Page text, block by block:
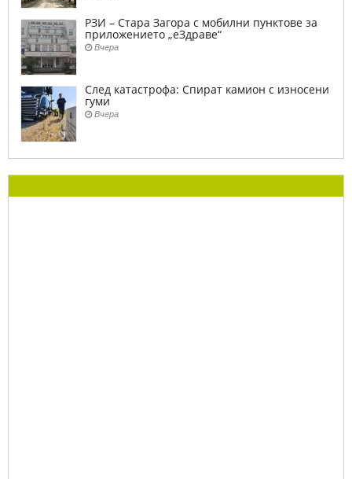
РЗИ – Стара Загора с мобилни пунктове за
приложението „еЗдраве“
Вчера
След катастрофа: Спират камион с износени
гуми
Вчера